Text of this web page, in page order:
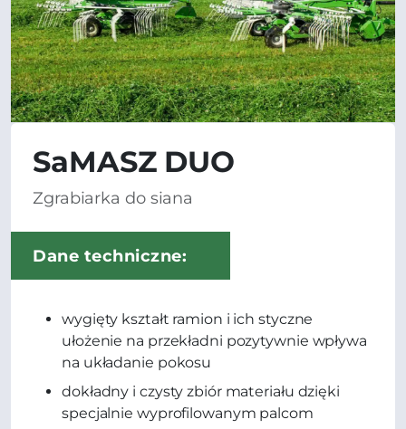
SaMASZ DUO
Zgrabiarka do siana
Dane techniczne:
wygięty kształt ramion i ich styczne
ułożenie na przekładni pozytywnie wpływa
na układanie pokosu
dokładny i czysty zbiór materiału dzięki
specjalnie wyprofilowanym palcom